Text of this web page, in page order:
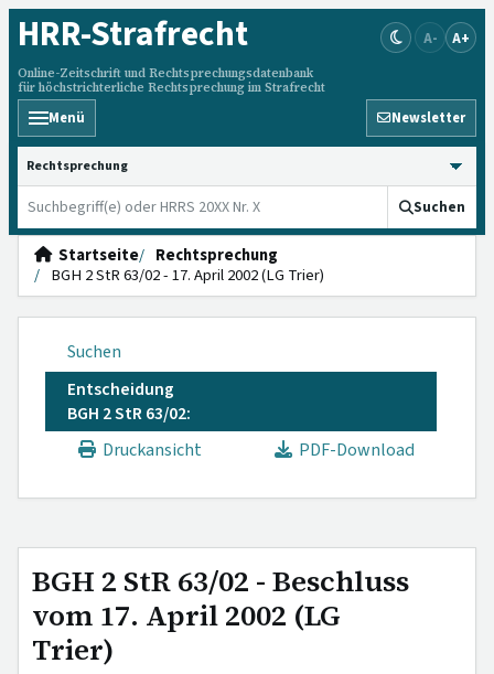
HRR-Strafrecht
Online-Zeitschrift und Rechtsprechungsdatenbank
für höchstrichterliche Rechtsprechung im Strafrecht
A- A+
Menü Newsletter
HRRS durchsuchen
Suchen
Startseite
Rechtsprechung
BGH 2 StR 63/02 - 17. April 2002 (LG Trier)
Suchen
Entscheidung
BGH 2 StR 63/02:
Druckansicht
PDF-Download
BGH 2 StR 63/02 - Beschluss
vom 17. April 2002 (LG
Trier)